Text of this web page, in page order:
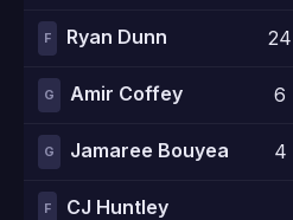
F Ryan Dunn 24
G Amir Coffey 6
G Jamaree Bouyea 4
F CJ Huntley